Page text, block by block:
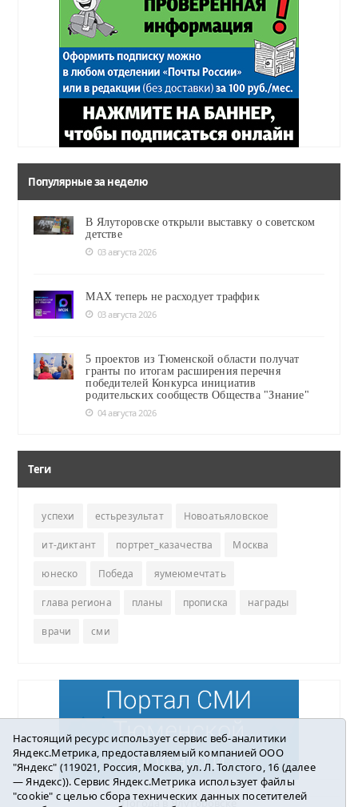
Популярные за неделю
В Ялуторовске открыли выставку о советском
детстве
03 августа 2026
MAX теперь не расходует траффик
03 августа 2026
5 проектов из Тюменской области получат
гранты по итогам расширения перечня
победителей Конкурса инициатив
родительских сообществ Общества "Знание"
04 августа 2026
Теги
успехи естьрезультат Новоатьяловское
ит-диктант портрет_казачества Москва
юнеско Победа яумеюмечтать
глава региона планы прописка награды
врачи сми
Погода в Ялуторовске
Настоящий ресурс использует сервис веб-аналитики
Яндекс.Метрика, предоставляемый компанией ООО
"Яндекс" (119021, Россия, Москва, ул. Л. Толстого, 16 (далее
— Яндекс)). Сервис Яндекс.Метрика использует файлы
"cookie" с целью сбора технических данных посетителей